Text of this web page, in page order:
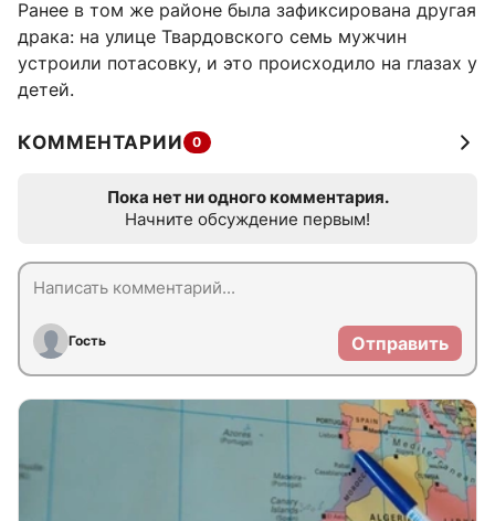
Ранее в том же районе была зафиксирована другая
драка: на улице Твардовского семь мужчин
устроили потасовку, и это происходило на глазах у
детей.
КОММЕНТАРИИ 0
Пока нет ни одного комментария.
Начните обсуждение первым!
Гость Отправить